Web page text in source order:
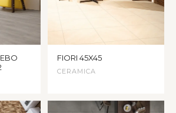
FIORI 45X45
CERAMICA